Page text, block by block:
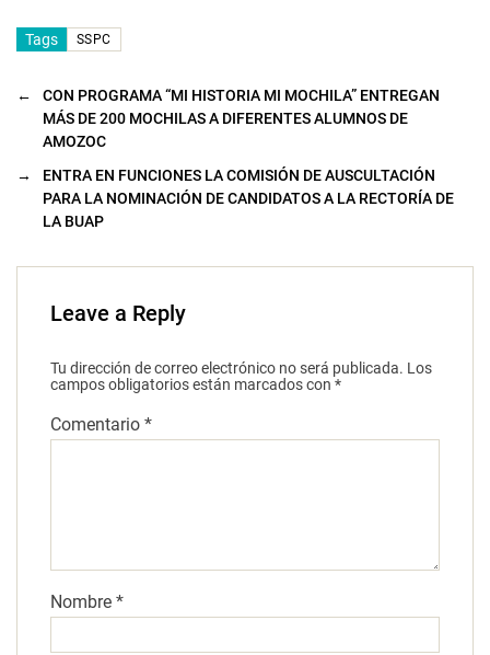
Tags SSPC
←
CON PROGRAMA “MI HISTORIA MI MOCHILA” ENTREGAN
MÁS DE 200 MOCHILAS A DIFERENTES ALUMNOS DE
AMOZOC
→
ENTRA EN FUNCIONES LA COMISIÓN DE AUSCULTACIÓN
PARA LA NOMINACIÓN DE CANDIDATOS A LA RECTORÍA DE
LA BUAP
Leave a Reply
Tu dirección de correo electrónico no será publicada. Los
campos obligatorios están marcados con *
Comentario *
Nombre *